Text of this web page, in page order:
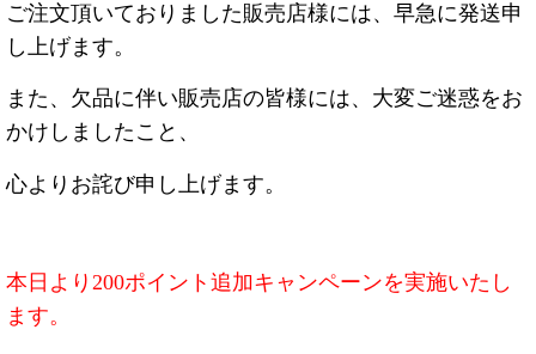
ご注文頂いておりました販売店様には、早急に発送申
し上げます。
また、欠品に伴い販売店の皆様には、大変ご迷惑をお
かけしましたこと、
心よりお詫び申し上げます。
本日より200ポイント追加キャンペーンを実施いたし
ます。